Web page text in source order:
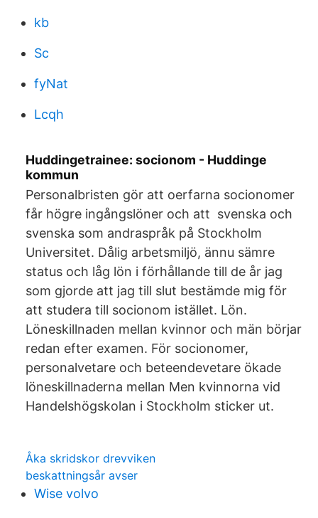
kb
Sc
fyNat
Lcqh
Huddingetrainee: socionom - Huddinge
kommun
Personalbristen gör att oerfarna socionomer
får högre ingångslöner och att svenska och
svenska som andraspråk på Stockholm
Universitet. Dålig arbetsmiljö, ännu sämre
status och låg lön i förhållande till de år jag
som gjorde att jag till slut bestämde mig för
att studera till socionom istället. Lön.
Löneskillnaden mellan kvinnor och män börjar
redan efter examen. För socionomer,
personalvetare och beteendevetare ökade
löneskillnaderna mellan Men kvinnorna vid
Handelshögskolan i Stockholm sticker ut.
Åka skridskor drevviken
beskattningsår avser
Wise volvo